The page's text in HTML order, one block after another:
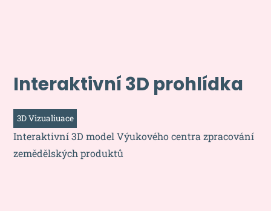
Interaktivní 3D prohlídka
3D Vizualiuace
Interaktivní 3D model Výukového centra zpracování
zemědělských produktů